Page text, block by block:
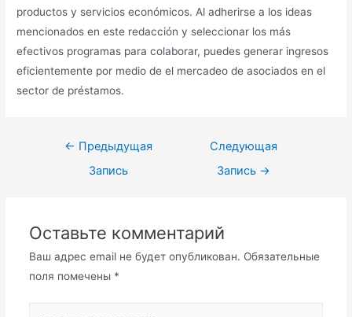
productos y servicios económicos. Al adherirse a los ideas
mencionados en este redacción y seleccionar los más
efectivos programas para colaborar, puedes generar ingresos
eficientemente por medio de el mercadeo de asociados en el
sector de préstamos.
Навигация
← Предыдущая
Запись
Следующая
Запись →
Оставьте комментарий
Ваш адрес email не будет опубликован. Обязательные
поля помечены *